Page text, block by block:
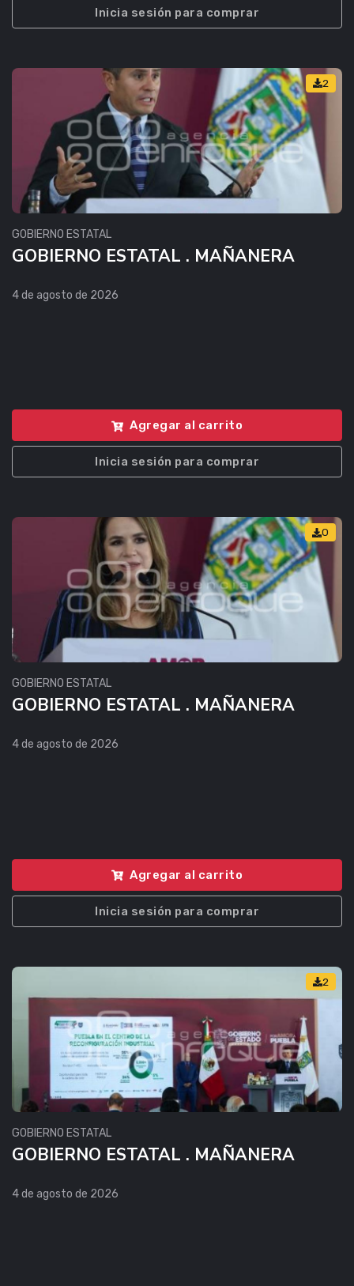
Inicia sesión para comprar
2
GOBIERNO ESTATAL
GOBIERNO ESTATAL . MAÑANERA
4 de agosto de 2026
Agregar al carrito
Inicia sesión para comprar
0
GOBIERNO ESTATAL
GOBIERNO ESTATAL . MAÑANERA
4 de agosto de 2026
Agregar al carrito
Inicia sesión para comprar
2
GOBIERNO ESTATAL
GOBIERNO ESTATAL . MAÑANERA
4 de agosto de 2026